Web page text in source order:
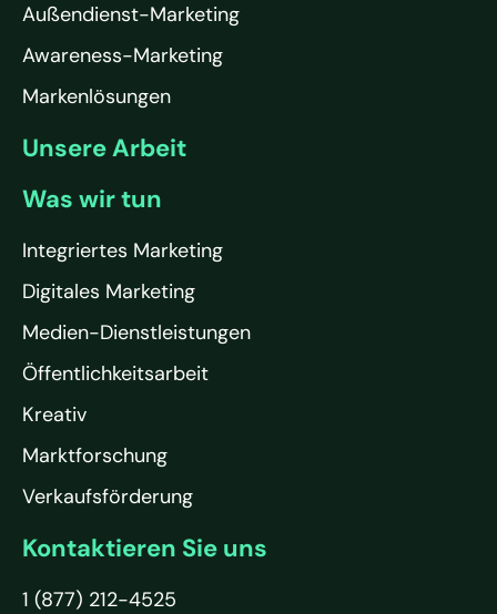
Außendienst-Marketing
Awareness-Marketing
Markenlösungen
Unsere Arbeit
Was wir tun
Integriertes Marketing
Digitales Marketing
Medien-Dienstleistungen
Öffentlichkeitsarbeit
Kreativ
Marktforschung
Verkaufsförderung
Kontaktieren Sie uns
1 (877) 212-4525